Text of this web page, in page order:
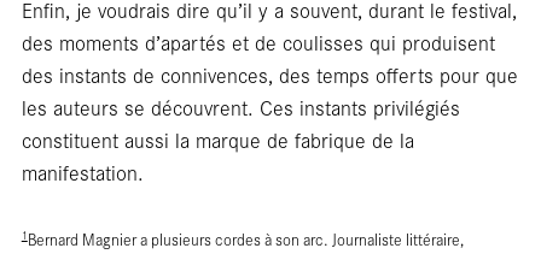
Enfin, je voudrais dire qu’il y a souvent, durant le festival,
des moments d’apartés et de coulisses qui produisent
des instants de connivences, des temps offerts pour que
les auteurs se découvrent. Ces instants privilégiés
constituent aussi la marque de fabrique de la
manifestation.
1Bernard Magnier a plusieurs cordes à son arc. Journaliste littéraire,